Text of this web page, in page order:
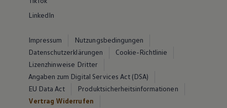
LinkedIn
Impressum
Nutzungsbedingungen
Datenschutzerklärungen
Cookie-Richtlinie
Lizenzhinweise Dritter
Angaben zum Digital Services Act (DSA)
EU Data Act
Produktsicherheitsinformationen
Vertrag Widerrufen